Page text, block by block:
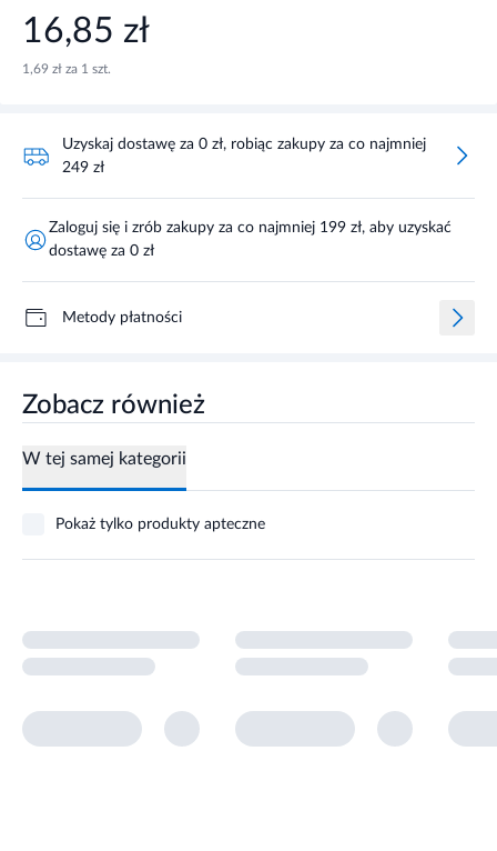
16,85 zł
1,69 zł za 1 szt.
Uzyskaj dostawę za 0 zł, robiąc zakupy za co najmniej
249 zł
Zaloguj się i zrób zakupy za co najmniej 199 zł, aby uzyskać
dostawę za 0 zł
Metody płatności
Zobacz również
W tej samej kategorii
Pokaż tylko produkty apteczne